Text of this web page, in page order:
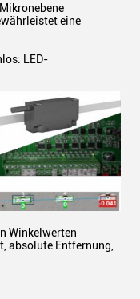
eine
LED-
Winkelwerten
absolute Entfernung,